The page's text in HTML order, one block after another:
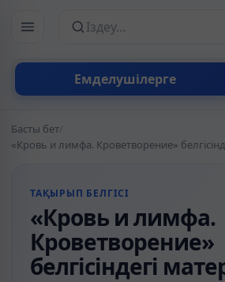
Емделушілерге
Сайттан іздеу
Басты бет/
«Кровь и лимфа. Кроветворение»
ТАҚЫРЫП БЕЛГІСІ
«Кровь и лимфа.
Кроветворение»
белгісіндегі